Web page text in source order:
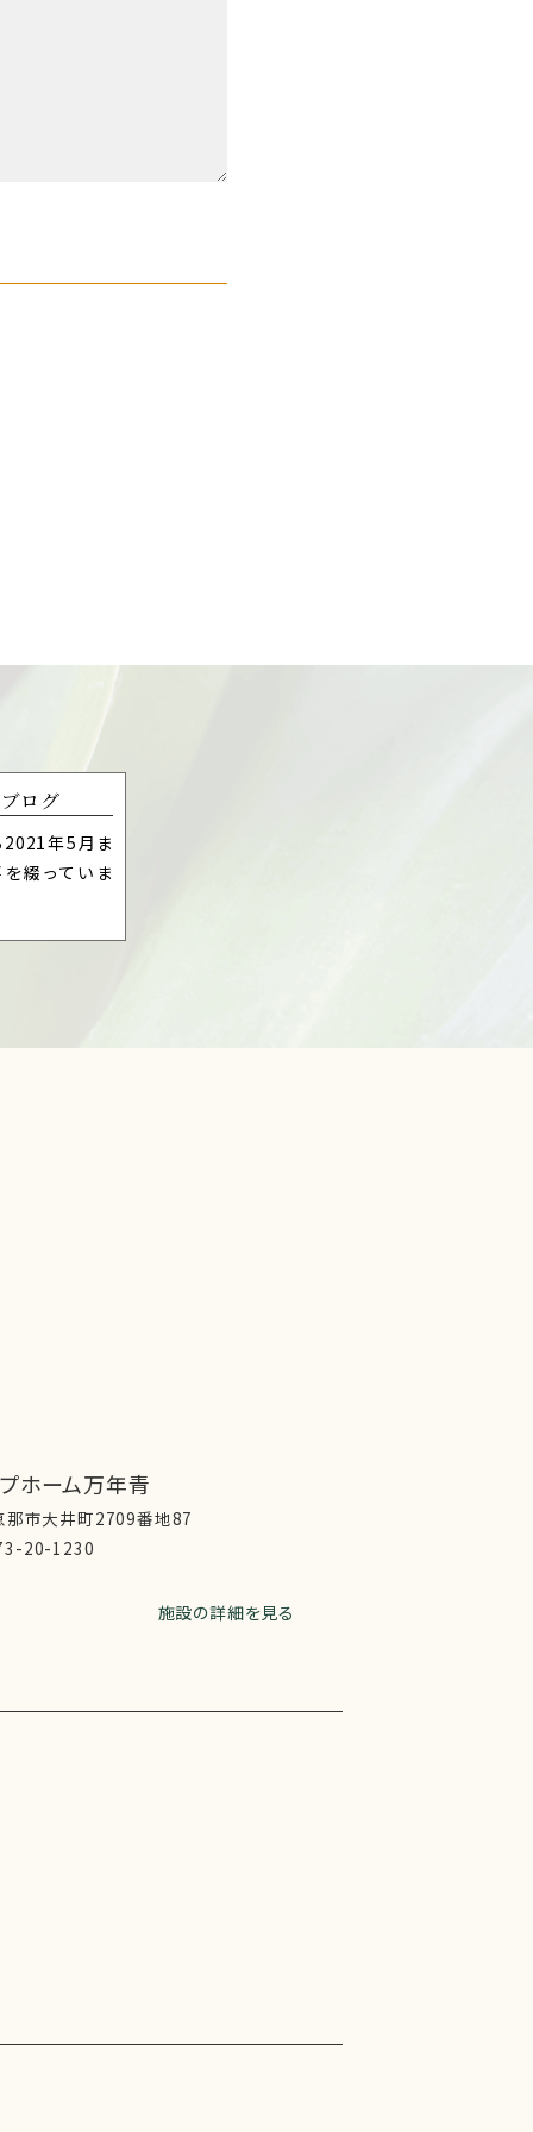
ログ
年5月ま
綴っていま
ホーム万年青
那市大井町2709番地87
20-1230
施設の詳細を見る